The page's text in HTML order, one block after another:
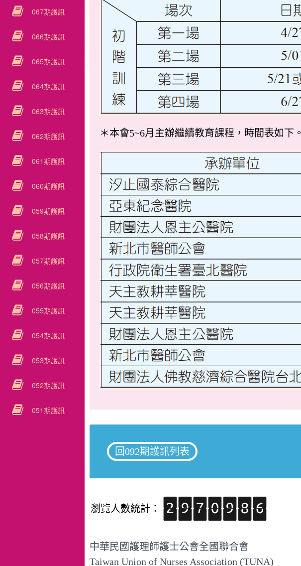
067期護訊
066期護訊
065期護訊
064期護訊
063期護訊
062期護訊
061期護訊
060期護訊
059期護訊
058期護訊
057期護訊
056期護訊
055期護訊
054期護訊
053期護訊
052期護訊
051期護訊
＊本會5~6月主辦繼續教育課程，時間表如下。
回092期護訊列表
瀏覽人數統計：
中華民國護理師護士公會全國聯合會
Taiwan Union of Nurses Association (TUNA)